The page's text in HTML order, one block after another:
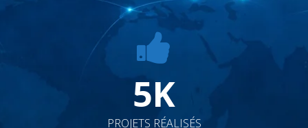
5K
PROJETS RÉALISÉS